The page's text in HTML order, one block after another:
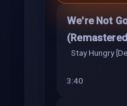
We're Not
Stay Hungry
3:40